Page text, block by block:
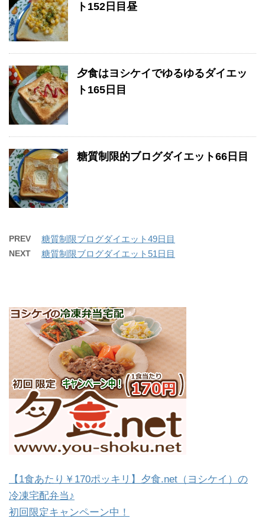
ト152日目昼
夕食はヨシケイでゆるゆるダイエッ
ト165日目
糖質制限的ブログダイエット66日目
PREV 糖質制限ブログダイエット49日目
NEXT 糖質制限ブログダイエット51日目
【1食あたり￥170ポッキリ】夕食.net（ヨシケイ）の
冷凍宅配弁当♪
初回限定キャンペーン中！